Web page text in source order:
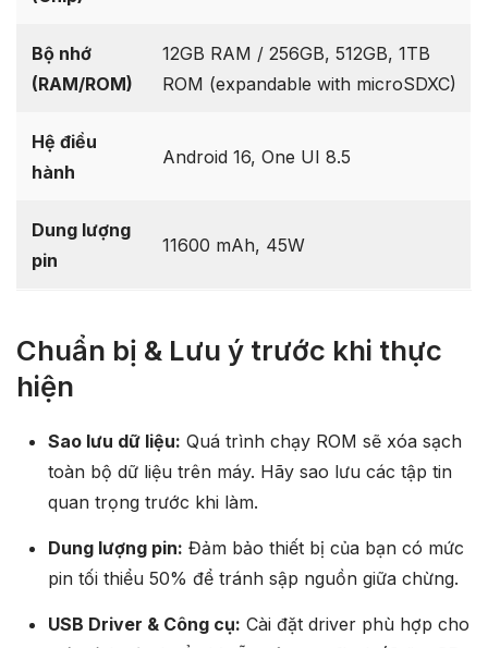
Bộ nhớ
(RAM/ROM)
12GB RAM / 256GB, 512GB, 1TB
ROM (expandable with microSDXC)
Hệ điều
hành
Android 16, One UI 8.5
Dung lượng
pin
11600 mAh, 45W
Chuẩn bị & Lưu ý trước khi thực
hiện
Sao lưu dữ liệu: Quá trình chạy ROM sẽ xóa sạch
toàn bộ dữ liệu trên máy. Hãy sao lưu các tập tin
quan trọng trước khi làm.
Dung lượng pin: Đảm bảo thiết bị của bạn có mức
pin tối thiểu 50% để tránh sập nguồn giữa chừng.
USB Driver & Công cụ: Cài đặt driver phù hợp cho